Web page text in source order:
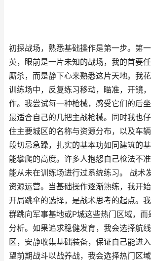
初探战场，熟悉基础操作是第一步。第
英，眼前是一片未知的战场，我的首要
厮杀，而是静下心来熟悉这片天地。我
训练场中，反复练习移动，瞄准，开镜
作。我尝试每一种枪械，感受它们的后
最适合自己的几把主战枪械。同时我也
住主要城区的名称与资源分布，以及车
段切忌急躁，扎实的基本功如同建筑的
能攀爬的高度。许多人抱怨自己枪法不
能从未在训练场进行过系统练习。 战术
资源运营。当基础操作逐渐熟练，我开始
开局跳伞的选择，是战术思考的起点。
群跳向军事基地或P城这些热门区域，而
分析。如果追求稳健发育，我会选择航
区，安静收集基础装备，保证自己能进
望前期战斗以战养战，我会选择热门区